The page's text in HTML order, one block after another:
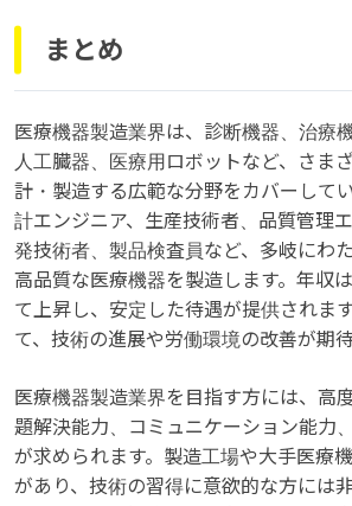
まとめ
医療機器製造業界は、診断機器、治療
人工臓器、医療用ロボットなど、さま
計・製造する広範な分野をカバーして
計エンジニア、生産技術者、品質管理
発技術者、製品検査員など、多岐にわ
高品質な医療機器を製造します。年収
て上昇し、安定した待遇が提供されま
て、技術の進展や労働環境の改善が期
医療機器製造業界を目指す方には、高
題解決能力、コミュニケーション能力
が求められます。製造工場や大手医療
があり、技術の習得に意欲的な方には